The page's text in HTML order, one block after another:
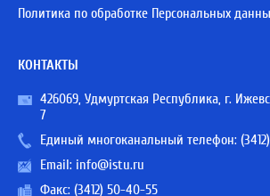
Политика по обработке Персональных
КОНТАКТЫ
426069, Удмуртская Республика, г.
7
Единый многоканальный телефон:
Email: info@istu.ru
Факс: (3412) 50-40-55